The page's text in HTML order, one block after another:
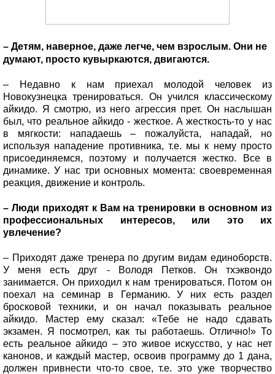
– Детям, наверное, даже легче, чем взрослым. Они не
думают, просто кувыркаются, двигаются.
– Недавно к нам приехал молодой человек из
Новокузнецка тренироваться. Он учился классическому
айкидо. Я смотрю, из него агрессия прет. Он наслышан
был, что реальное айкидо - жесткое. А жесткость-то у нас
в мягкости: нападаешь – пожалуйста, нападай, но
используя нападение противника, т.е. мы к нему просто
присоединяемся, поэтому и получается жестко. Все в
динамике. У нас три основных момента: своевременная
реакция, движение и контроль.
– Люди приходят к Вам на тренировки в основном из
профессиональных интересов, или это их
увлечение?
– Приходят даже тренера по другим видам единоборств.
У меня есть друг - Володя Петков. Он тхэквондо
занимается. Он приходил к нам тренироваться. Потом он
поехал на семинар в Германию. У них есть раздел
бросковой техники, и он начал показывать реальное
айкидо. Мастер ему сказал: «Тебе не надо сдавать
экзамен. Я посмотрел, как ты работаешь. Отлично!» То
есть реальное айкидо – это живое искусство, у нас нет
канонов, и каждый мастер, освоив программу до 1 дана,
должен привнести что-то свое, т.е. это уже творчество